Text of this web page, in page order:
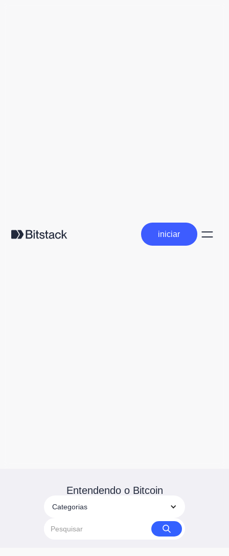
iniciar
iniciar
Entendendo o Bitcoin
Categorias